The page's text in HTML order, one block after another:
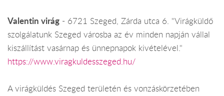
Valentin virág - 6721 Szeged, Zárda utca 6. "Virágküldő
szolgálatunk Szeged városba az év minden napján vállal
kiszállítást vasárnap és ünnepnapok kivételével."
https://www.viragkuldesszeged.hu/
A virágküldés Szeged területén és vonzáskörzetében